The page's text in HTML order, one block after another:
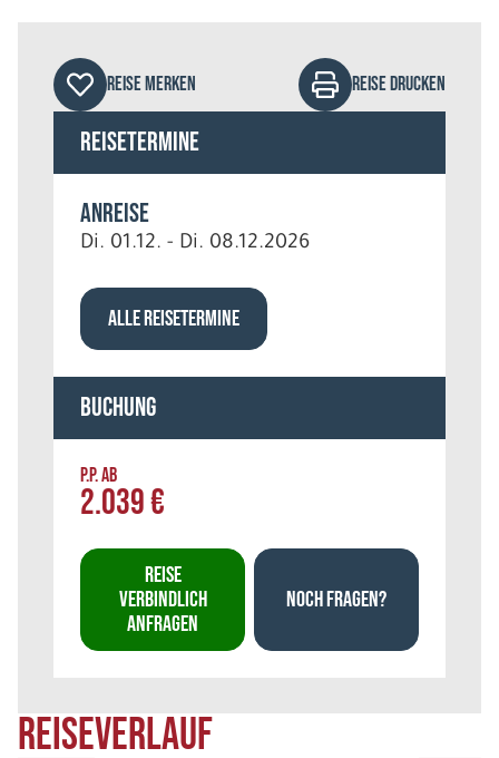
REISEVERLAUF
REISE MERKEN REISE DRUCKEN
Reisetermine
Anreise
Di. 01.12. - Di. 08.12.2026
ALLE REISETERMINE
Buchung
P.P. AB
2.039 €
REISE
VERBINDLICH
ANFRAGEN
NOCH FRAGEN?